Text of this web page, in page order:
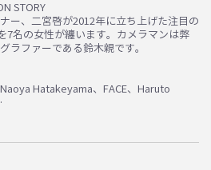
STORY
ー、二宮啓が2012年に立ち上げた注目の
7名の女性が纏います。カメラマンは弊
ラファーである鈴木親です。
Hatakeyama、FACE、Haruto
る